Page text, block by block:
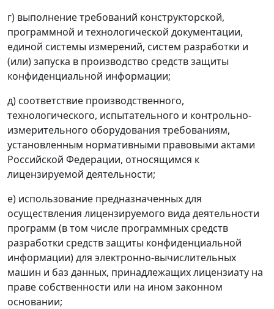
г) выполнение требований конструкторской,
программной и технологической документации,
единой системы измерений, систем разработки и
(или) запуска в производство средств защиты
конфиденциальной информации;
д) соответствие производственного,
технологического, испытательного и контрольно-
измерительного оборудования требованиям,
установленным нормативными правовыми актами
Российской Федерации, относящимся к
лицензируемой деятельности;
е) использование предназначенных для
осуществления лицензируемого вида деятельности
программ (в том числе программных средств
разработки средств защиты конфиденциальной
информации) для электронно-вычислительных
машин и баз данных, принадлежащих лицензиату на
праве собственности или на ином законном
основании;